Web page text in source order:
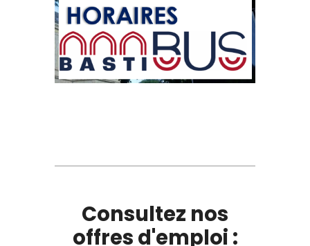
Consultez nos
offres d'emploi :